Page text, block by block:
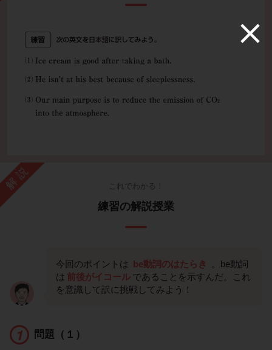
解説 これでわかる！
練習の解説授業
今回のポイントは be動詞のはたらき
。be動詞
は 前後がイコール であることを示すんだ。これ
を意識して訳に挑戦してみよう！
問題（１）